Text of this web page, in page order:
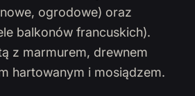
ogrodowe) oraz
balkonów francuskich).
z marmurem, drewnem
hartowanym i mosiądzem.